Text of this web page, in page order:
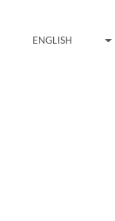
ENGLISH